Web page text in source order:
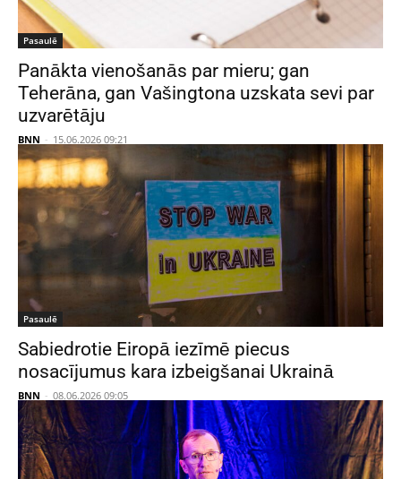
Pasaulē
Panākta vienošanās par mieru; gan
Teherāna, gan Vašingtona uzskata sevi par
uzvarētāju
BNN - 15.06.2026 09:21
Pasaulē
Sabiedrotie Eiropā iezīmē piecus
nosacījumus kara izbeigšanai Ukrainā
BNN - 08.06.2026 09:05